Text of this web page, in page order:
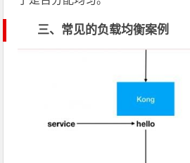
三、常见的负载均衡案例